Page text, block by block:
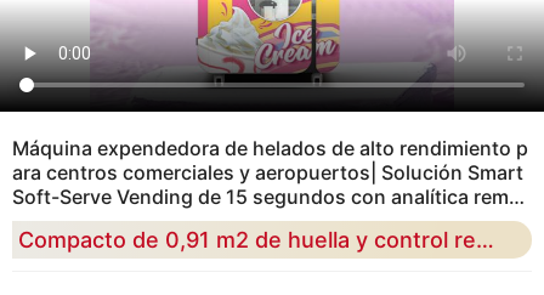
Máquina expendedora de helados de alto rendimiento p
ara centros comerciales y aeropuertos| Solución Smart
Soft-Serve Vending de 15 segundos con analítica remot
a
Compacto de 0,91 m2 de huella y control remoto basado en aplicaciones: servicio rápido y pago múltiple para maximizar los ingresos impulsivos